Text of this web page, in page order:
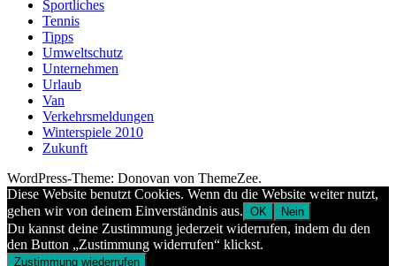
Sportliches
Tennis
Tipps
Umweltschutz
Unternehmen
Urlaub
Van
Verkehrsmeldungen
Winterspiele 2010
Zukunft
WordPress-Theme: Donovan von ThemeZee.
Diese Website benutzt Cookies. Wenn du die Website weiter nutzt,
gehen wir von deinem Einverständnis aus. OK Nein
Du kannst deine Zustimmung jederzeit widerrufen, indem du den
den Button „Zustimmung widerrufen“ klickst.
Zustimmung wiederrufen